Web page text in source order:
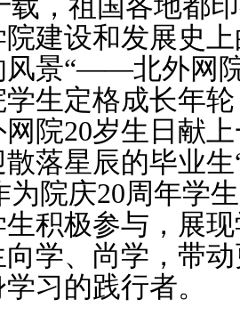
院建设和发展史
风景“——北外网
生定格成长年
院20岁生日献
落星辰的毕业生
为院庆20周年学
积极参与，展
学、尚学，带
习的践行者。